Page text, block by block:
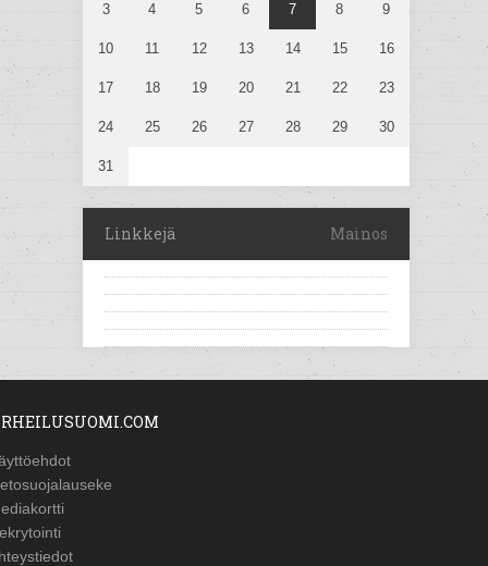
3 4 5 6 7 8 9
10 11 12 13 14 15 16
17 18 19 20 21 22 23
24 25 26 27 28 29 30
31
Linkkejä Mainos